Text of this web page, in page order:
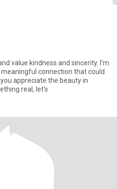
value kindness and sincerity. I'm
connection that could
appreciate the beauty in
real, let's